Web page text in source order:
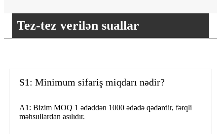
Tez-tez verilən suallar
S1: Minimum sifariş miqdarı nədir?
A1: Bizim MOQ 1 ədəddən 1000 ədədə qədərdir, fərqli
məhsullardan asılıdır.